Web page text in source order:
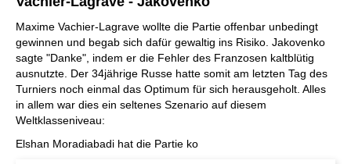
Maxime Vachier-Lagrave wollte die Partie offenbar unbedingt
gewinnen und begab sich dafür gewaltig ins Risiko. Jakovenko
sagte "Danke", indem er die Fehler des Franzosen kaltblütig
ausnutzte. Der 34jährige Russe hatte somit am letzten Tag des
Turniers noch einmal das Optimum für sich herausgeholt. Alles
in allem war dies ein seltenes Szenario auf diesem
Weltklasseniveau:
Elshan Moradiabadi hat die Partie ko